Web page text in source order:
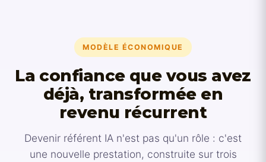
MODÈLE ÉCONOMIQUE
La confiance que vous avez
déjà, transformée en
revenu récurrent
Devenir référent IA n'est pas qu'un rôle : c'est
une nouvelle prestation, construite sur trois